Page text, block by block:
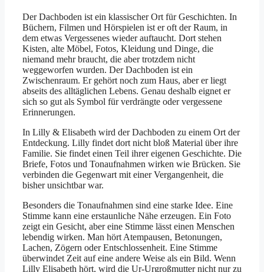
Der Dachboden ist ein klassischer Ort für Geschichten. In
Büchern, Filmen und Hörspielen ist er oft der Raum, in
dem etwas Vergessenes wieder auftaucht. Dort stehen
Kisten, alte Möbel, Fotos, Kleidung und Dinge, die
niemand mehr braucht, die aber trotzdem nicht
weggeworfen wurden. Der Dachboden ist ein
Zwischenraum. Er gehört noch zum Haus, aber er liegt
abseits des alltäglichen Lebens. Genau deshalb eignet er
sich so gut als Symbol für verdrängte oder vergessene
Erinnerungen.
In Lilly & Elisabeth wird der Dachboden zu einem Ort der
Entdeckung. Lilly findet dort nicht bloß Material über ihre
Familie. Sie findet einen Teil ihrer eigenen Geschichte. Die
Briefe, Fotos und Tonaufnahmen wirken wie Brücken. Sie
verbinden die Gegenwart mit einer Vergangenheit, die
bisher unsichtbar war.
Besonders die Tonaufnahmen sind eine starke Idee. Eine
Stimme kann eine erstaunliche Nähe erzeugen. Ein Foto
zeigt ein Gesicht, aber eine Stimme lässt einen Menschen
lebendig wirken. Man hört Atempausen, Betonungen,
Lachen, Zögern oder Entschlossenheit. Eine Stimme
überwindet Zeit auf eine andere Weise als ein Bild. Wenn
Lilly Elisabeth hört, wird die Ur-Urgroßmutter nicht nur zu